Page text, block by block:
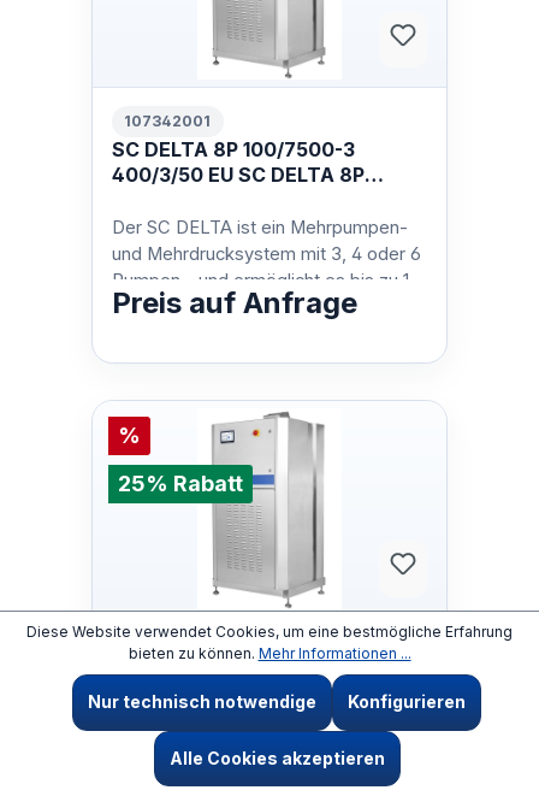
107342001
SC DELTA 8P 100/7500-3
400/3/50 EU SC DELTA 8P
Der SC DELTA ist ein Mehrpumpen-
und Mehrdrucksystem mit 3, 4 oder 6
Pumpen - und ermöglicht es bis zu 12
Personen, jederzeit zu arbeiten. E…
Preis auf Anfrage
%
25% Rabatt
107342004
SC DELTA 8P 100/10000-4
400/3/50 EU SC DELTA 8P
100/10000-4 400/3/50 EU
Der SC DELTA ist ein Mehrpumpen-
und Mehrdrucksystem mit 3, 4 oder 6
Diese Website verwendet Cookies, um eine bestmögliche Erfahrung
bieten zu können. Mehr Informationen ...
Nur technisch notwendige Konfigurieren
Alle Cookies akzeptieren